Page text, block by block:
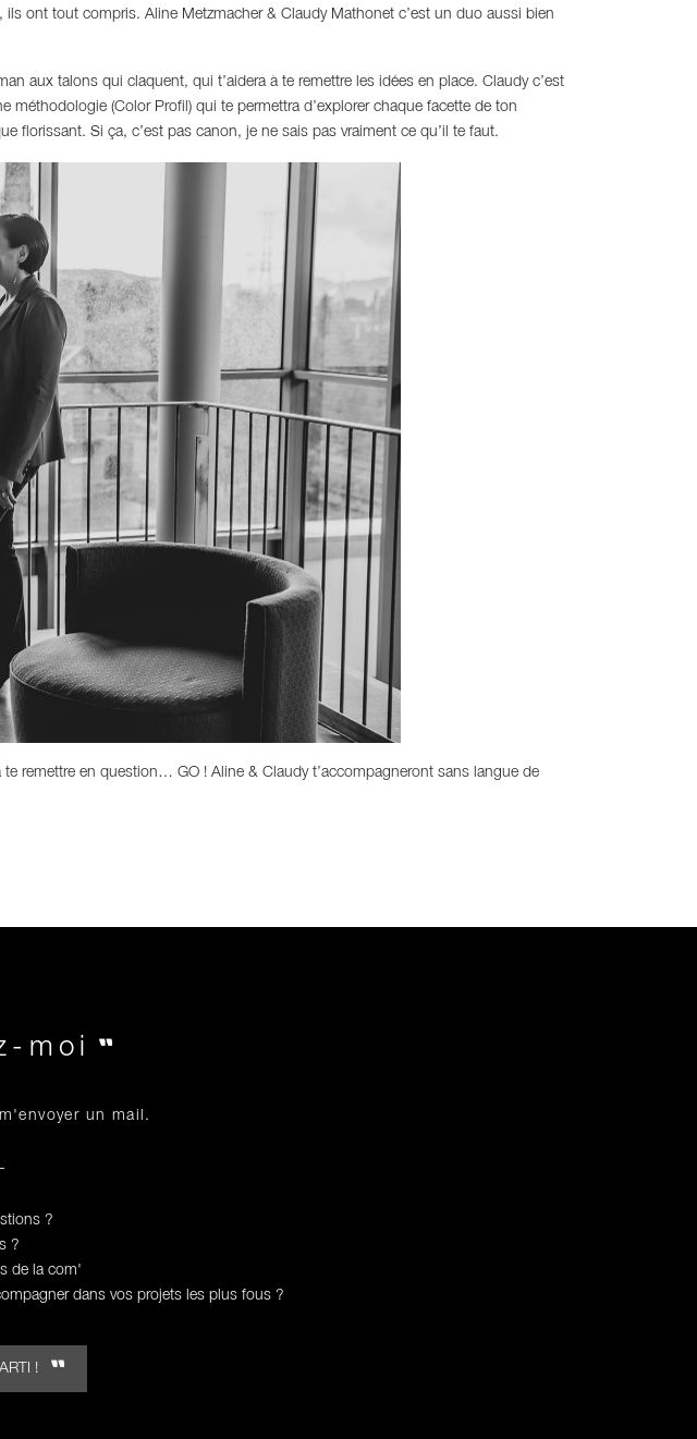
ont tout compris. Aline Metzmacher & Claudy Mathonet c’est un duo aussi bien
aux talons qui claquent, qui t’aidera à te remettre les idées en place. Claudy c’est
(Color Profil) qui te permettra d’explorer chaque facette de ton
florissant. Si ça, c’est pas canon, je ne sais pas vraiment ce qu’il te faut.
remettre en question… GO ! Aline & Claudy t’accompagneront sans langue de
moi
un mail.
?
?
de la com'
dans vos projets les plus fous ?
!